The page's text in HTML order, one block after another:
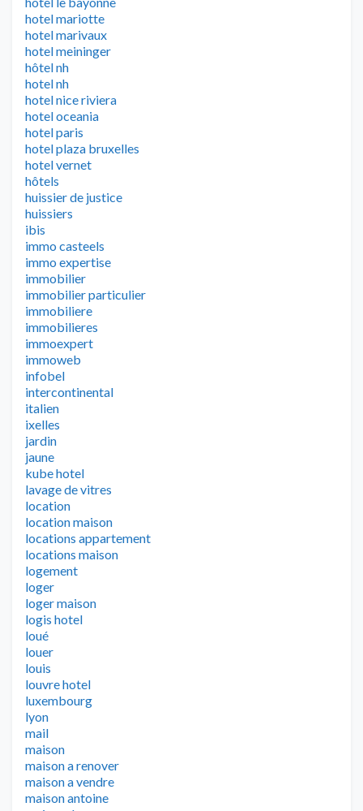
hotel mariotte
hotel marivaux
hotel meininger
hôtel nh
hotel nh
hotel nice riviera
hotel oceania
hotel paris
hotel plaza bruxelles
hotel vernet
hôtels
huissier de justice
huissiers
ibis
immo casteels
immo expertise
immobilier
immobilier particulier
immobiliere
immobilieres
immoexpert
immoweb
infobel
intercontinental
italien
ixelles
jardin
jaune
kube hotel
lavage de vitres
location
location maison
locations appartement
locations maison
logement
loger
loger maison
logis hotel
loué
louer
louis
louvre hotel
luxembourg
lyon
mail
maison
maison a renover
maison a vendre
maison antoine